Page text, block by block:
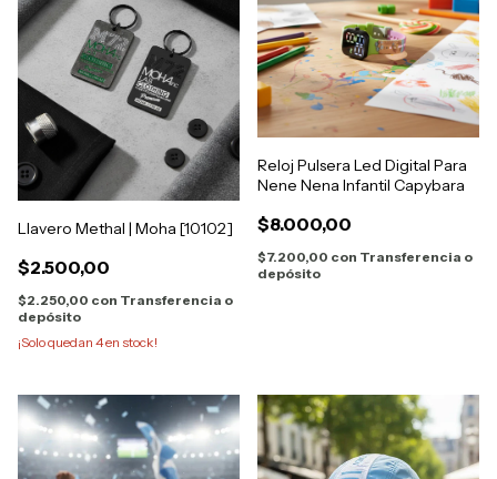
Llavero Methal | Moha [10102]
$2.500,00
$2.250,00 con Transferencia o
depósito
¡Solo quedan 4en stock!
Reloj Pulsera Led Digital Para
Nene Nena Infantil Capybara
$8.000,00
$7.200,00 con Transferencia o
depósito